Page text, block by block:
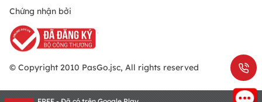
Chứng nhận bởi
© Copyright 2010 PasGo.jsc, All rights reserved